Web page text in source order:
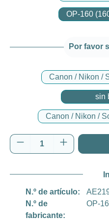
OP-160
Por favor
Canon / Nikon /
sin
Canon / Nikon /
Cantidad del
N.º de artículo:
N.º de
fabricante:
OP-